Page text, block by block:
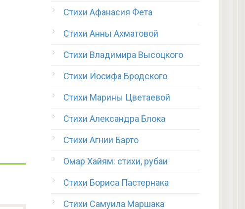
Стихи Афанасия Фета
Стихи Анны Ахматовой
Стихи Владимира Высоцкого
Стихи Иосифа Бродского
Стихи Марины Цветаевой
Стихи Александра Блока
Стихи Агнии Барто
Омар Хайям: стихи, рубаи
Стихи Бориса Пастернака
Стихи Самуила Маршака